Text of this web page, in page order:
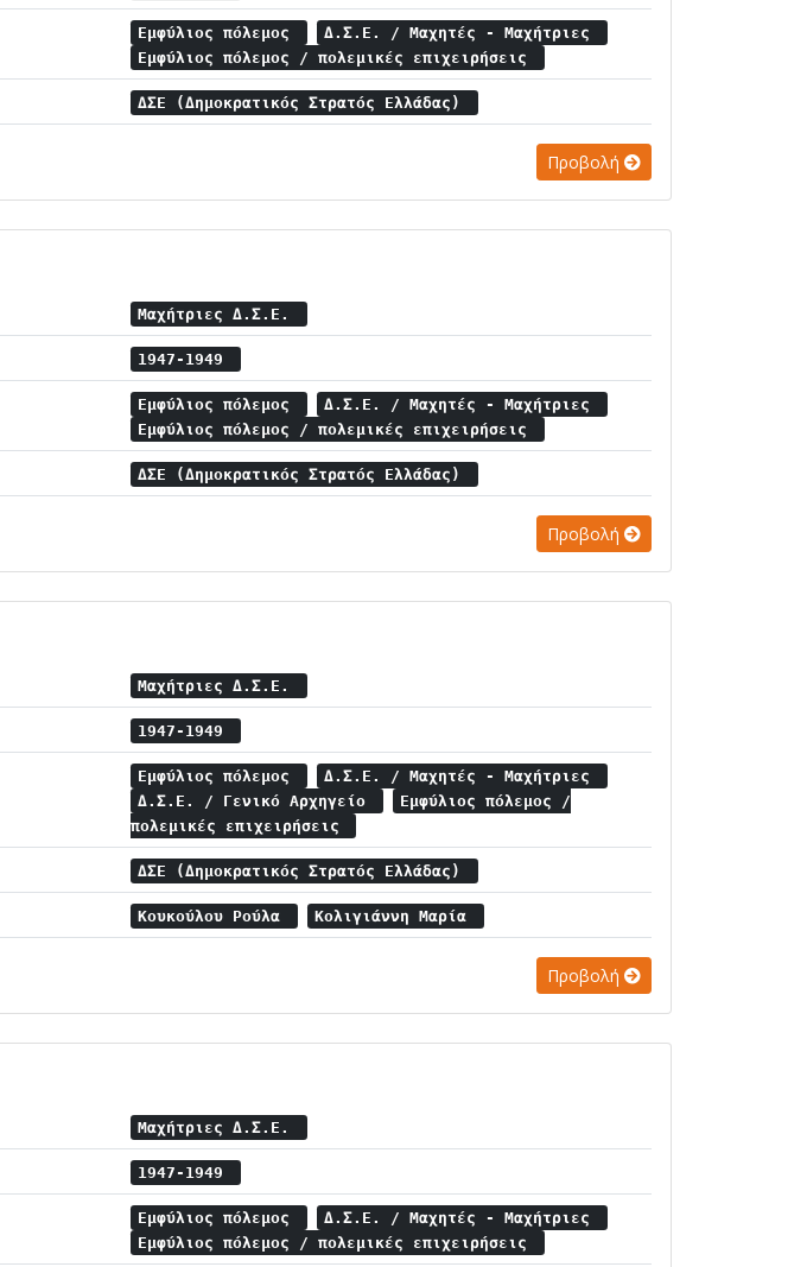
Εμφύλιος πόλεμος
Δ.Σ.Ε. / Μαχητές - Μαχήτριες
Εμφύλιος πόλεμος / πολεμικές επιχειρήσεις
ΔΣΕ (Δημοκρατικός Στρατός Ελλάδας)
Προβολή
Μαχήτριες Δ.Σ.Ε.
1947-1949
Εμφύλιος πόλεμος
Δ.Σ.Ε. / Μαχητές - Μαχήτριες
Εμφύλιος πόλεμος / πολεμικές επιχειρήσεις
ΔΣΕ (Δημοκρατικός Στρατός Ελλάδας)
Προβολή
Μαχήτριες Δ.Σ.Ε.
1947-1949
Εμφύλιος πόλεμος
Δ.Σ.Ε. / Μαχητές - Μαχήτριες
Δ.Σ.Ε. / Γενικό Αρχηγείο
Εμφύλιος πόλεμος /
πολεμικές επιχειρήσεις
ΔΣΕ (Δημοκρατικός Στρατός Ελλάδας)
Κουκούλου Ρούλα Κολιγιάννη Μαρία
Προβολή
Μαχήτριες Δ.Σ.Ε.
1947-1949
Εμφύλιος πόλεμος
Δ.Σ.Ε. / Μαχητές - Μαχήτριες
Εμφύλιος πόλεμος / πολεμικές επιχειρήσεις